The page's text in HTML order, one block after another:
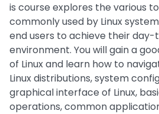
is course explores the various
commonly used by Linux
end users to achieve their day-
environment. You will gain a
of Linux and learn how to
Linux distributions, system
graphical interface of Linux,
operations, common